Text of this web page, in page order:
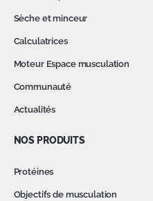
Sèche et minceur
Calculatrices
Moteur Espace musculation
Communauté
Actualités
NOS PRODUITS
Protéines
Objectifs de musculation